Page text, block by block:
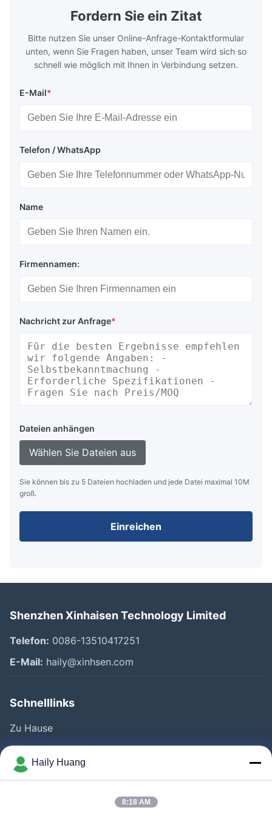
distribution in production processes. Flow
Plate Features Complex, Burr
Fordern Sie ein Zitat
Bitte nutzen Sie unser Online-Anfrage-Kontaktformular
unten, wenn Sie Fragen haben, unser Team wird sich so
schnell wie möglich mit Ihnen in Verbindung setzen.
E-Mail*
Telefon / WhatsApp
Name
Firmennamen:
Nachricht zur Anfrage*
Dateien anhängen
Wählen Sie Dateien aus
Sie können bis zu 5 Dateien hochladen und jede Datei maximal 10M
groß.
Einreichen
Shenzhen Xinhaisen Technology Limited
Telefon: 0086-13510417251
E-Mail: haily@xinhsen.com
Schnelllinks
Zu Hause
Produkte
Videos
Haily Huang
8:18 AM